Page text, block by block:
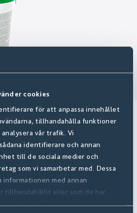
cookies
för att anpassa innehållet
tillhandahålla funktioner
vår trafik. Vi
identifierare och annan
till de sociala medier och
som vi samarbetar med. Dessa
informationen med annan
tillhandahållit eller som de har
deras tjänster.
heltäckningsmatta eller en
kantning. Mattor i olika
ull, sisal och mjuk velour
hemmet. Upptäck hela vårt